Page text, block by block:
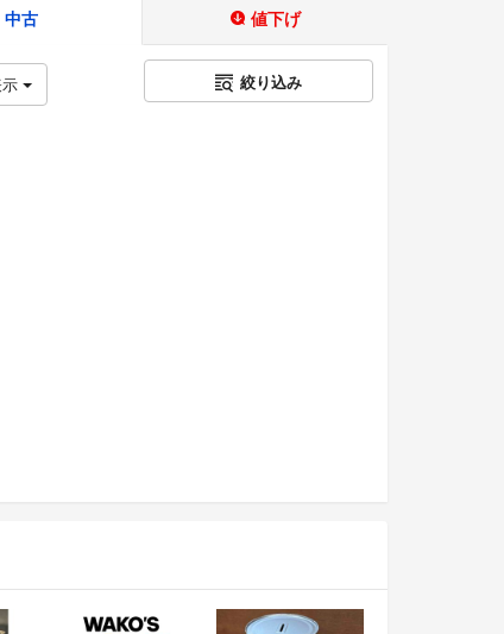
中古 値下げ
示 絞り込み